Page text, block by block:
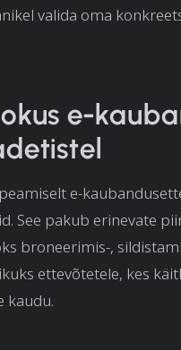
valida oma
e-
e-
See pakub erinevate
broneerimis-,
ettevõtetele, kes
kaudu.